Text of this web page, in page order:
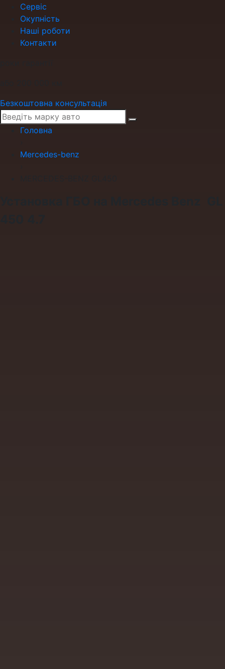
Сервіс
Окупність
Наші роботи
Контакти
Безкоштовна консультація
Головна
Mercedes-benz